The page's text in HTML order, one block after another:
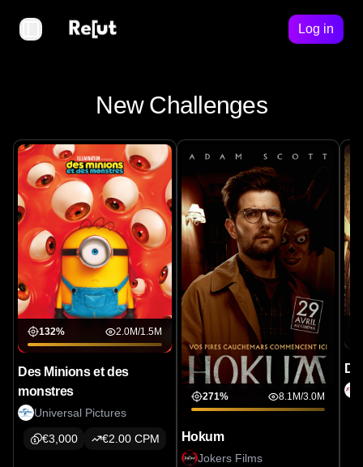
Login
Toggle Sidebar
Log in
New Challenges
132% 2.0M/1.5M
Des Minions et des
monstres
Universal Pictures
€3,000 €2.00CPM
271% 8.1M/3.0M
Hokum
Jokers Films